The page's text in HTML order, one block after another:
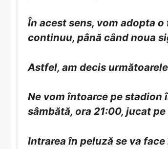
În acest sens, vom adopta
continuu, până când noua
Astfel, am decis
Ne vom întoarce pe stadion
sâmbătă, ora 21:00, jucat
Intrarea în peluză se va